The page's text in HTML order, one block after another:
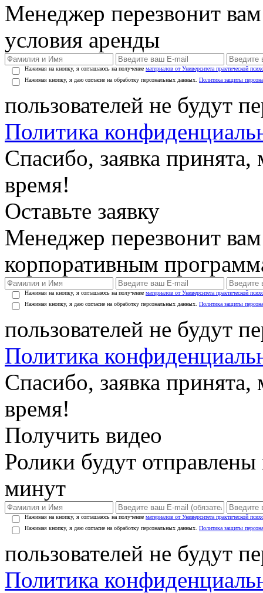
Менеджер перезвонит
условия аренды
Нажимая на кнопку, я соглашаюсь на получение материалов от Университета практической
Нажимая кнопку, я даю согласие на обработку персональных данных. Политика защиты
пользователей не будут
Политика
Спасибо, заявка
время!
Оставьте заявку
Менеджер перезвонит
корпоративным
Нажимая на кнопку, я соглашаюсь на получение материалов от Университета практической
Нажимая кнопку, я даю согласие на обработку персональных данных. Политика защиты
пользователей не будут
Политика
Спасибо, заявка
время!
Получить видео
Ролики будут
минут
Нажимая на кнопку, я соглашаюсь на получение материалов от Университета практической
Нажимая кнопку, я даю согласие на обработку персональных данных. Политика защиты
пользователей не будут
Политика